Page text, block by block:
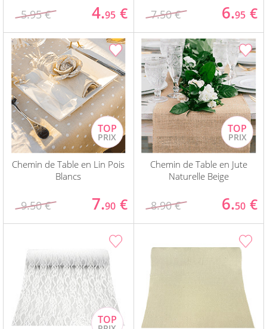
5.95 € 4.95 € 7.50 € 6.95 €
Chemin de Table en Lin Pois
Blancs
9.50 € 7.90 €
Chemin de Table en Jute
Naturelle Beige
8.90 € 6.50 €